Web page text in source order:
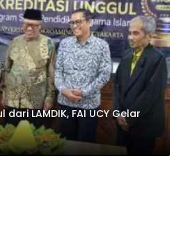
LAMDIK, FAI UCY Gelar